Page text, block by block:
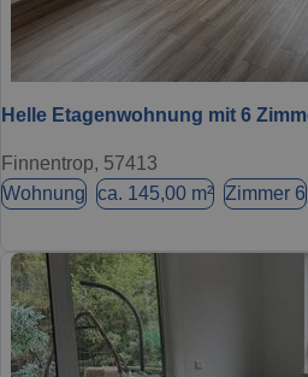
Helle Etagenwohnung mit 6
Finnentrop, 57413
Wohnung ca. 145,00 m² Zimmer 6